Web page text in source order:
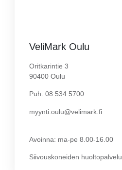
VeliMark Oulu
Oritkarintie 3
90400 Oulu
Puh. 08 534 5700
myynti.oulu@velimark.fi
Avoinna: ma-pe 8.00-16.00
Siivouskoneiden huoltopalvelu